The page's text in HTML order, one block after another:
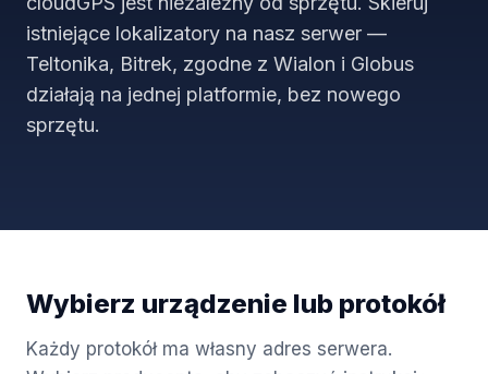
istniejące lokalizatory na nasz serwer —
Teltonika, Bitrek, zgodne z Wialon i Globus
działają na jednej platformie, bez nowego
sprzętu.
Wybierz urządzenie lub protokół
Każdy protokół ma własny adres serwera.